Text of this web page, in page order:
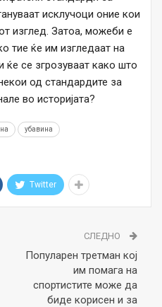
исклучоци оние кои
изглед. Затоа, можеби е
тие ќе им изгледаат на
ќе се згрозуваат како што
од стандардите за
во историјата?
убавина
Twitter
СЛЕДНО
Популарен третман кој
им помага на
спортистите може да
биде корисен и за